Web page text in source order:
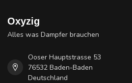
Oxyzig
Alles was Dampfer brauchen
Ooser Hauptstrasse 53
76532 Baden-Baden
Deutschland